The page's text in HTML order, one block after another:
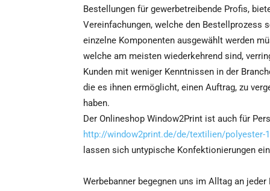
Bestellungen für gewerbetreibende Profis,
Vereinfachungen, welche den Bestellprozess
einzelne Komponenten ausgewählt werden
welche am meisten wiederkehrend sind,
Kunden mit weniger Kenntnissen in der
die es ihnen ermöglicht, einen Auftrag, zu
haben.
Der Onlineshop Window2Print ist auch für
http://window2print.de/de/textilien/polyester-
lassen sich untypische Konfektionierungen
Werbebanner begegnen uns im Alltag an